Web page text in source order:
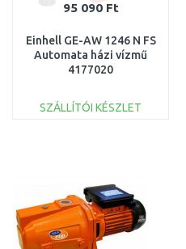
95 090 Ft
Einhell GE-AW 1246 N FS
Automata házi vízmű
4177020
SZÁLLÍTÓI KÉSZLET